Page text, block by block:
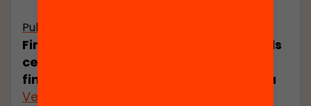
Publicació
Finançar de forma justa i equitativa els
centres educatius: com fer possible el
finançament per fórmula a Catalunya
Veure’n més